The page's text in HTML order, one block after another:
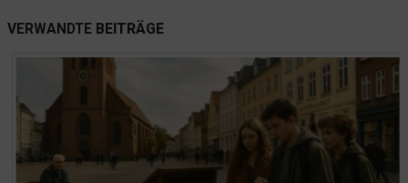
VERWANDTE BEITRÄGE